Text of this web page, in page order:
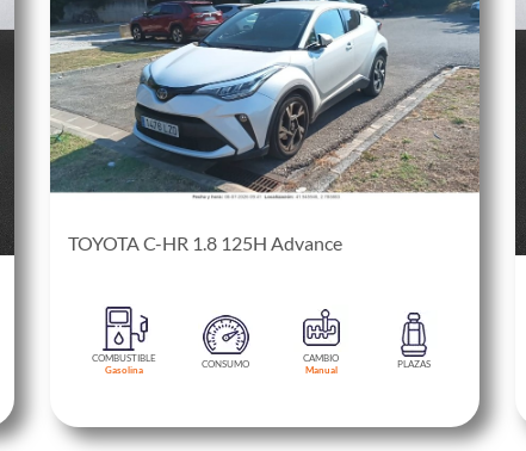
TOYOTA C-HR 1.8 125H Advance
COMBUSTIBLE
Gasolina
CONSUMO
CAMBIO
Manual
PLAZAS